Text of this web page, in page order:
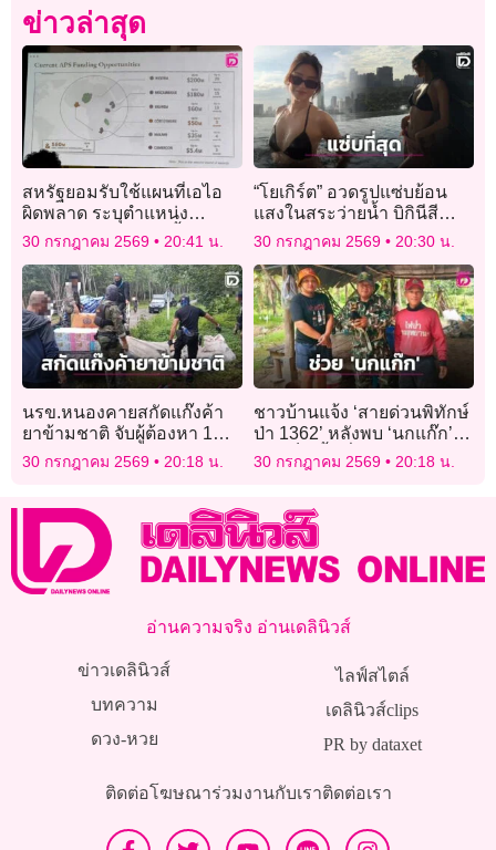
ข่าวล่าสุด
สหรัฐยอมรับใช้แผนที่เอไอ
ผิดพลาด ระบุตำแหน่ง
ประเทศแอฟริกาผิดทั้งทวีป
30 กรกฎาคม 2569 20:41 น.
“โยเกิร์ต” อวดรูปแซ่บย้อน
แสงในสระว่ายน้ำ บิกินีสีดำ
สนิทตัดผิวขาวละมุนทำใจ
แฟนๆสั่นหนักมาก
30 กรกฎาคม 2569 20:30 น.
นรข.หนองคายสกัดแก๊งค้า
ยาข้ามชาติ จับผู้ต้องหา 1
ราย ยึดไอซ์มูลค่ากว่า 300
30 กรกฎาคม 2569 20:18 น.
ชาวบ้านแจ้ง ‘สายด่วนพิทักษ์
ป่า 1362’ หลังพบ ‘นกแก๊ก’
บาดเจ็บ พื้นที่
หนองหญ้าปล้อง-เพชรบุรี
30 กรกฎาคม 2569 20:18 น.
อ่านความจริง อ่านเดลินิวส์
ข่าวเดลินิวส์
บทความ
ดวง-หวย
ไลฟ์สไตล์
เดลินิวส์clips
PR by dataxet
ติดต่อโฆษณาร่วมงานกับเราติดต่อเรา